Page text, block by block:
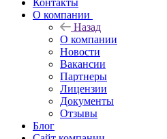
Контакты
О компании
Назад
О компании
Новости
Вакансии
Партнеры
Лицензии
Документы
Отзывы
Блог